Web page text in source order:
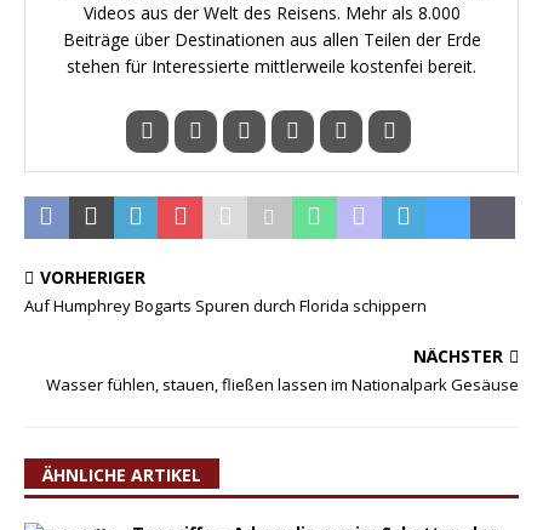
Videos aus der Welt des Reisens. Mehr als 8.000
Beiträge über Destinationen aus allen Teilen der Erde
stehen für Interessierte mittlerweile kostenfei bereit.
VORHERIGER
Auf Humphrey Bogarts Spuren durch Florida schippern
NÄCHSTER
Wasser fühlen, stauen, fließen lassen im Nationalpark Gesäuse
ÄHNLICHE ARTIKEL